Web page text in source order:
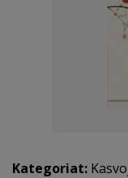
Kategoriat: